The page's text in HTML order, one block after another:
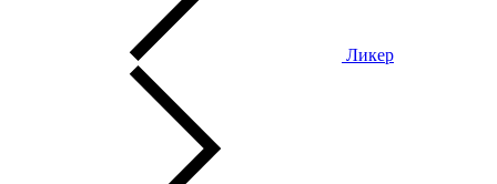
Ликер